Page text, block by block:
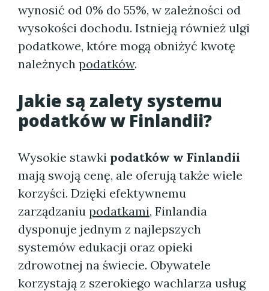
wynosić od 0% do 55%, w zależności od
wysokości dochodu. Istnieją również ulgi
podatkowe, które mogą obniżyć kwotę
należnych podatków.
Jakie są zalety systemu
podatków w Finlandii?
Wysokie stawki podatków w Finlandii
mają swoją cenę, ale oferują także wiele
korzyści. Dzięki efektywnemu
zarządzaniu podatkami, Finlandia
dysponuje jednym z najlepszych
systemów edukacji oraz opieki
zdrowotnej na świecie. Obywatele
korzystają z szerokiego wachlarza usług